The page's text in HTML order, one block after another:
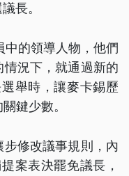
長。
的領導人物，他們
況下，就通過新的
舉時，讓麥卡錫歷
鍵少數。
修改議事規則，內
案表決罷免議長，